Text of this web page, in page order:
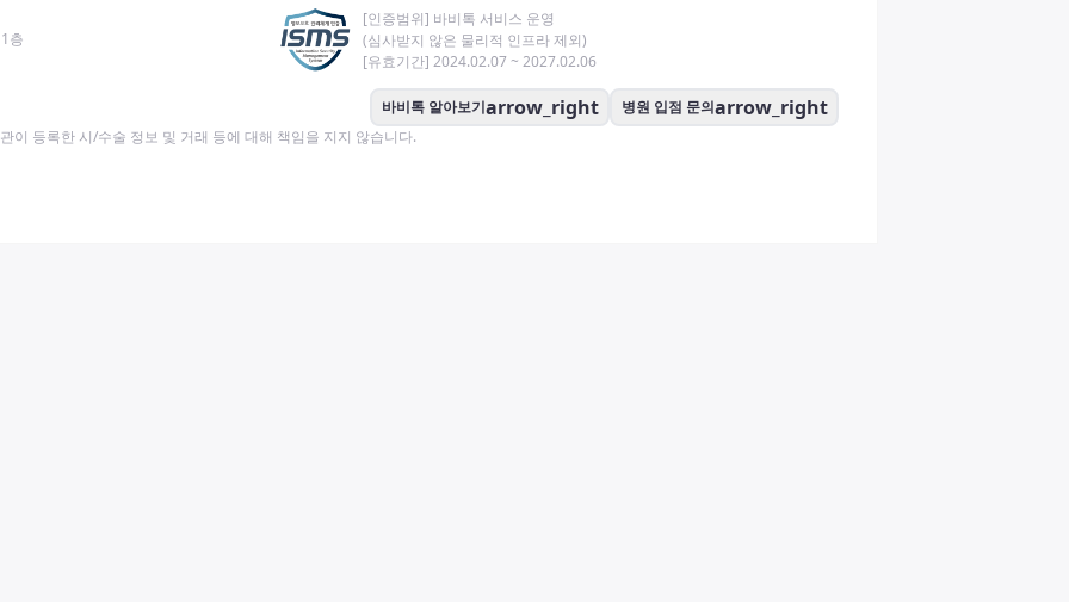
층
[인증범위] 바비톡 서비스 운영
(심사받지 않은 물리적 인프라 제외)
[유효기간] 2024.02.07 ~ 2027.02.06
바비톡 알아보기arrow_right 병원 입점 문의arrow_right
이 등록한 시/수술 정보 및 거래 등에 대해 책임을 지지 않습니다.